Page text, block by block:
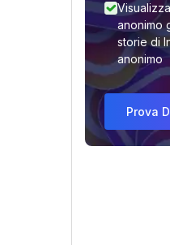
anonimo
storie di
anonimo
Prova